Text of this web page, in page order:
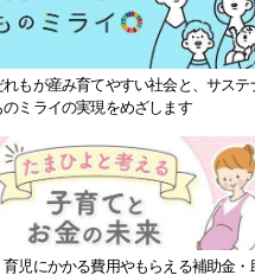
もが産み育てやすい社会と、サステ
ミライの実現をめざします
児にかかる費用やもらえる補助金・